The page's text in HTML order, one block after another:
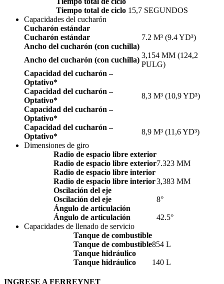
Tiempo total de ciclo 15,7 SEGUNDOS
Capacidades del cucharón
Cucharón estándar
Cucharón estándar
7.2 M³ (9.4 YD³)
Ancho del cucharón (con cuchilla)
Ancho del cucharón (con cuchilla)
3,154 MM (124,2
PULG)
Capacidad del cucharón –
Optativo*
Capacidad del cucharón –
Optativo*
8,3 M³ (10,9 YD³)
Capacidad del cucharón –
Optativo*
Capacidad del cucharón –
Optativo*
8,9 M³ (11,6 YD³)
Dimensiones de giro
Radio de espacio libre exterior
Radio de espacio libre exterior7.323 MM
Radio de espacio libre interior
Radio de espacio libre interior3,383 MM
Oscilación del eje
Oscilación del eje
8°
Ángulo de articulación
Ángulo de articulación
42.5°
Capacidades de llenado de servicio
Tanque de combustible
Tanque de combustible854 L
Tanque hidráulico
Tanque hidráulico
140 L
INGRESE A FERREYNET